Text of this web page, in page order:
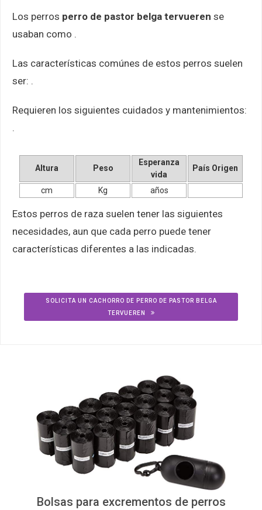
Los perros perro de pastor belga tervueren se
usaban como .
Las características comúnes de estos perros suelen
ser: .
Requieren los siguientes cuidados y mantenimientos:
.
Altura Peso
Esperanza
vida
País Origen
cm Kg años
Estos perros de raza suelen tener las siguientes
necesidades, aun que cada perro puede tener
características diferentes a las indicadas.
SOLICITA UN CACHORRO DE PERRO DE PASTOR BELGA
TERVUEREN
Bolsas para excrementos de perros